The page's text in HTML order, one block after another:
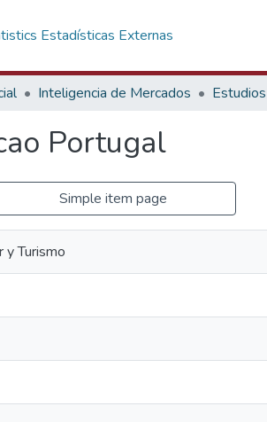
Estadísticas Externas
Inteligencia de Mercados
Portugal
Simple item page
y Turismo